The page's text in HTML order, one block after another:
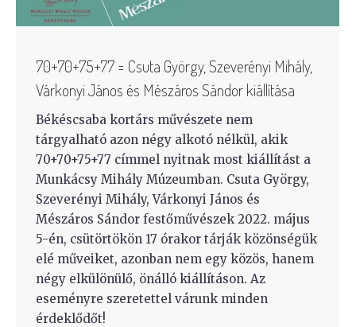
70+70+75+77 = Csuta György, Szeverényi Mihály,
Várkonyi János és Mészáros Sándor kiállítása
Békéscsaba kortárs művészete nem
tárgyalható azon négy alkotó nélkül, akik
70+70+75+77 címmel nyitnak most kiállítást a
Munkácsy Mihály Múzeumban. Csuta György,
Szeverényi Mihály, Várkonyi János és
Mészáros Sándor festőművészek 2022. május
5-én, csütörtökön 17 órakor tárják közönségük
elé műveiket, azonban nem egy közös, hanem
négy elkülönülő, önálló kiállításon. Az
eseményre szeretettel várunk minden
érdeklődőt!